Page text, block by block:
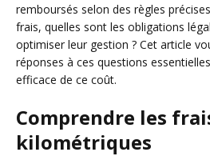
remboursés selon des règles
frais, quelles sont les obligations
optimiser leur gestion ? Cet article
réponses à ces questions
efficace de ce coût.
Comprendre les
kilométriques